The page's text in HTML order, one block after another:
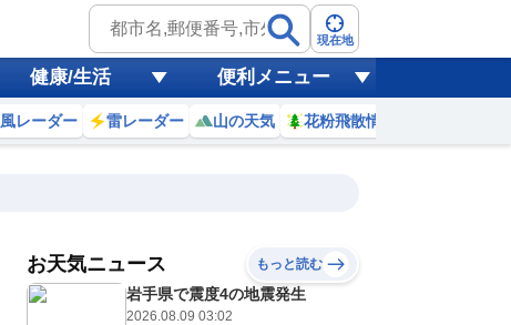
現在地
健康/生活 便利メニュー
風レーダー 雷レーダー 山の天気 花粉飛散情報
20
22
(土)
23
(日)
お天気ニュース もっと読む
岩手県で震度4の地震発生
2026.08.09 03:02